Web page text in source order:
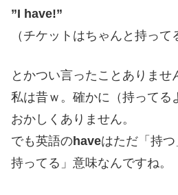
”I have!”
（チケットはちゃんと持って
とかつい言ったことありませ
私は昔ｗ。確かに（持ってる
おかしくありません。
でも英語のhaveはただ「持
持ってる」意味なんですね。